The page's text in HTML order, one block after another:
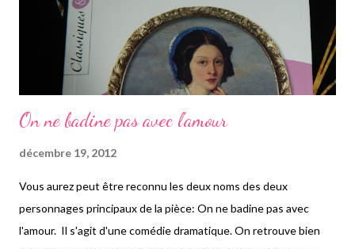
On ne badine pas avec l'amour
décembre 19, 2012
Vous aurez peut être reconnu les deux noms des deux
personnages principaux de la pièce: On ne badine pas avec
l'amour. Il s'agit d'une comédie dramatique. On retrouve bien